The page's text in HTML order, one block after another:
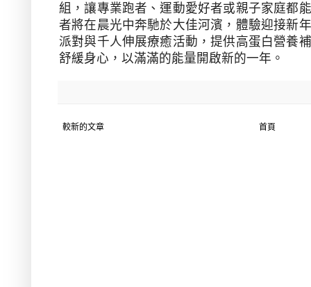
組，讓專業跑者、運動愛好者或親子家庭都
者將在晨光中奔馳於大佳河濱，體驗迎接新
派對與千人伸展療癒活動，提供高蛋白營養
舒緩身心，以滿滿的能量開啟新的一年。
較新的文章 首頁